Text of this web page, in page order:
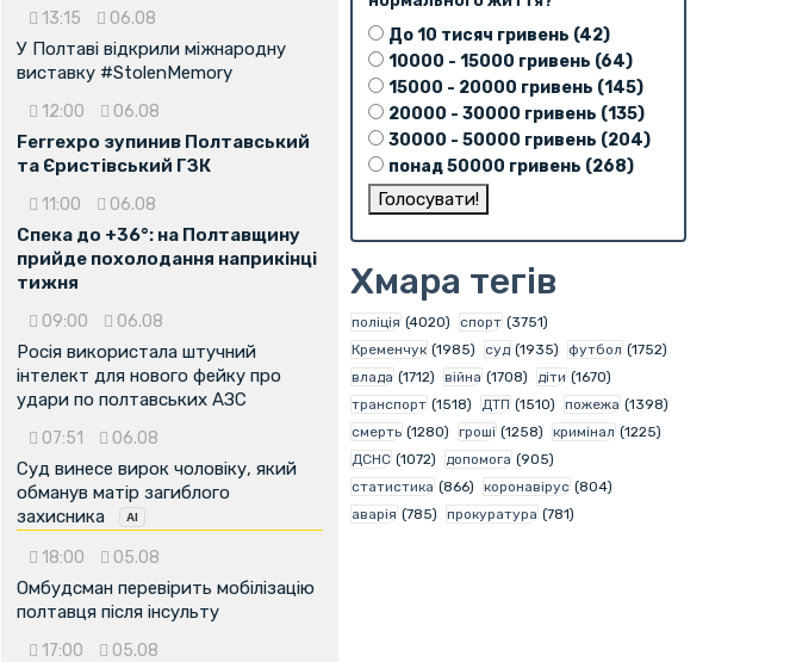
13:15 06.08
У Полтаві відкрили міжнародну
виставку #StolenMemory
12:00 06.08
Ferrexpo зупинив Полтавський
та Єристівський ГЗК
11:00 06.08
Спека до +36°: на Полтавщину
прийде похолодання наприкінці
тижня
09:00 06.08
Росія використала штучний
інтелект для нового фейку про
удари по полтавських АЗС
07:51 06.08
Суд винесе вирок чоловіку, який
обманув матір загиблого
захисника
18:00 05.08
Омбудсман перевірить мобілізацію
полтавця після інсульту
17:00 05.08
До 10 тисяч гривень (42)
10000 - 15000 гривень (64)
15000 - 20000 гривень (145)
20000 - 30000 гривень (135)
30000 - 50000 гривень (204)
понад 50000 гривень (268)
Хмара тегів
поліція (4020) спорт (3751)
Кременчук (1985) суд (1935) футбол (1752)
влада (1712) війна (1708) діти (1670)
транспорт (1518) ДТП (1510) пожежа (1398)
смерть (1280) гроші (1258) кримінал (1225)
ДСНС (1072) допомога (905)
статистика (866) коронавірус (804)
аварія (785) прокуратура (781)